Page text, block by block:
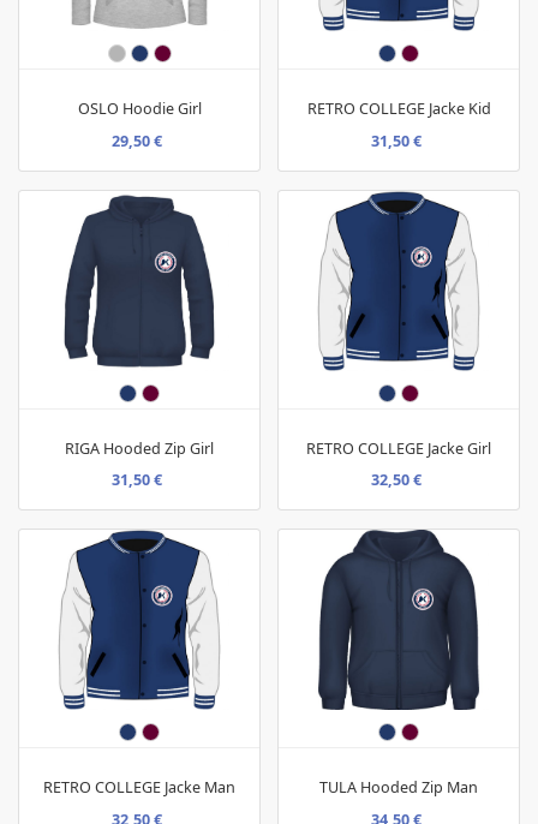
OSLO Hoodie Girl
29,50 €
RETRO COLLEGE Jacke Kid
31,50 €
RIGA Hooded Zip Girl
31,50 €
RETRO COLLEGE Jacke Girl
32,50 €
RETRO COLLEGE Jacke Man
32,50 €
TULA Hooded Zip Man
34,50 €